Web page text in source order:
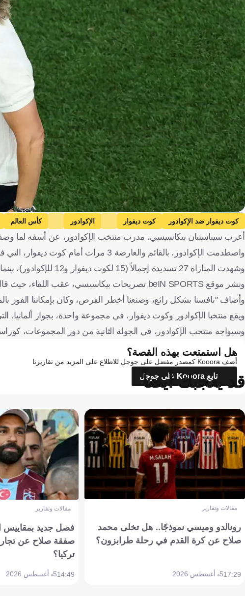
Getty Images
كوت ديفوار ضد الإكوادور كوت ديفوار الإكوادور كأس العالم
أعرب سيباستيان بيكاسيسي، مدرب منتخب الإكوادور، عن أسفه لما
واصطدمت الإكوادور، بالقائم والعارضة 3 مرات أمام كوت ديفوار، التي فازت بفضل هدف قاتل عن طريق أماد ديالو.
وشهدت المباراة 27 تسديدة إجمالاً (15 لكوت ديفوار و12 للإكوادور)، بينما ارتطمت الكرة بالقائم أو العارضة في 4 مناسبات.
ونشر موقع beIN SPORTS تصريحات بيكاسيسي، عقب اللقاء، حيث قال "الأمر مؤلم لأنها كانت هزيمة غير عادلة".
وأضاف "نافسنا بشكل رائع، وصنعنا أخطر الفرص، وكان بإمكاننا الفوز
ويقع منتخبا الإكوادور وكوت ديفوار، في مجموعة واحدة، بجوار ألمانيا،
وسيواجه منتخب الإكوادور، في الجولة الثانية من دور المجموعات،
هل استمتعت بهذه القصة؟
أضف Kooora كمصدر مفضل على جوجل للاطلاع على المزيد من تقاريرنا
تابع Kooora على جوجل
قد يعجبك أيضاً
مقالات وتقارير
رونالدو وميسي نموذجًا.. هل تخلى محمد
صلاح عن كرة القدم في رحلة طرابزون؟
17:295 أغسطس 2026
مقالات وتقارير
فصل جديد بمقاييس
صفقة صلاح عن
تركيا؟
14:495 أغسطس 2026